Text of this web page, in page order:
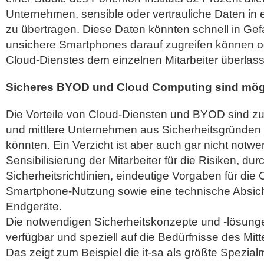
Unternehmen, sensible oder vertrauliche Daten in
zu übertragen. Diese Daten könnten schnell in
unsichere Smartphones darauf zugreifen können
Cloud-Dienstes dem einzelnen Mitarbeiter
Sicheres BYOD und Cloud Computing sind
Die Vorteile von Cloud-Diensten und BYOD sind
und mittlere Unternehmen aus
könnten. Ein Verzicht ist aber auch gar nicht
Sensibilisierung der Mitarbeiter für die Risiken,
Sicherheitsrichtlinien, eindeutige Vorgaben für die
Smartphone-Nutzung sowie eine technische
Endgeräte.
Die notwendigen Sicherheitskonzepte und -
verfügbar und speziell auf die Bedürfnisse des
Das zeigt zum Beispiel die it-sa als größte